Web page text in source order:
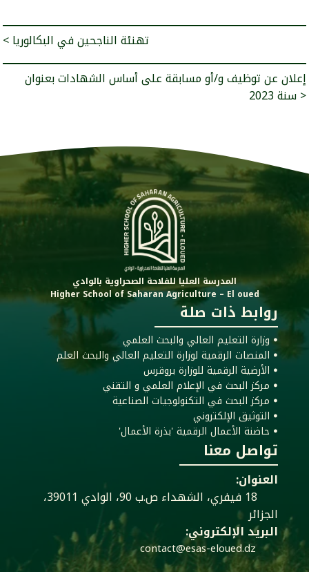
< تهنئة الناجحين في البكالوريا
إعلان عن توظيف و/أو مسابقة على أساس الشهادات بعنوان
سنة 2023 >
المدرسة العليا للفلاحة الصحراوية بالوادي
Higher School of Saharan Agriculture – El oued
روابط ذات صلة
ꔷ وزارة التعليم العالي والبحث العلمي
ꔷ المنصات الرقمية لوزارة التعليم العالي والبحث العلم
ꔷ الأرضية الرقمية للوزارة بروقرس
ꔷ مركز البحث في الإعلام العلمي و التقني
ꔷ مركز البحث في التكنولوجيات الصناعية
ꔷ التوثيق الإلكتروني
ꔷ حاضنة الأعمال الرقمية 'بذرة الأعمال'
تواصل معنا
العنوان:
18 فيفري، الشهداء ص.ب 90، الوادي 39011،
الجزائر
البريد الإلكتروني:
contact@esas-eloued.dz